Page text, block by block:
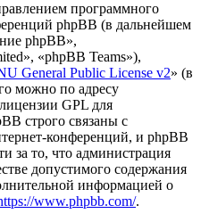
программного
phpBB (в дальнейшем
phpBB»,
«phpBB Teams»),
General Public License v2» (в
можно по адресу
GPL для
строго связаны с
конференций, и phpBB
за то, что администрация
допустимого содержания
информацией о
www.phpbb.com/.